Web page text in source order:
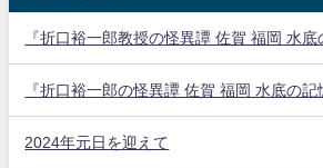
『折口裕一郎教授の怪異譚 佐賀 福岡 水
『折口裕一郎の怪異譚 佐賀 福岡 水底の
2024年元日を迎えて